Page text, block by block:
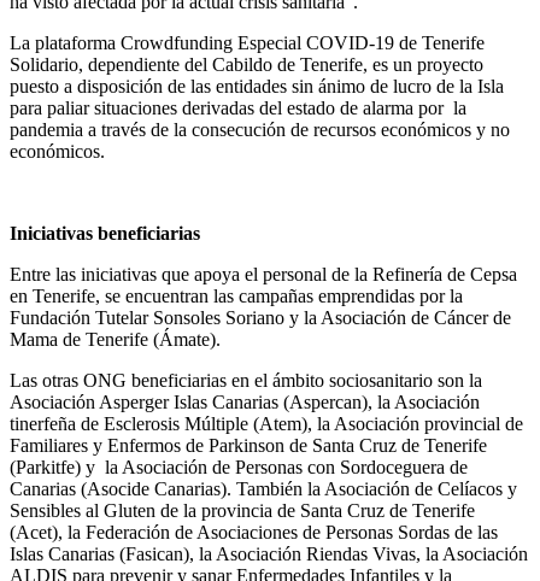
La plataforma Crowdfunding Especial COVID-19 de Tenerife
Solidario, dependiente del Cabildo de Tenerife, es un proyecto
puesto a disposición de las entidades sin ánimo de lucro de la Isla
para paliar situaciones derivadas del estado de alarma por la
pandemia a través de la consecución de recursos económicos y no
económicos.
Iniciativas beneficiarias
Entre las iniciativas que apoya el personal de la Refinería de Cepsa
en Tenerife, se encuentran las campañas emprendidas por la
Fundación Tutelar Sonsoles Soriano y la Asociación de Cáncer de
Mama de Tenerife (Ámate).
Las otras ONG beneficiarias en el ámbito sociosanitario son la
Asociación Asperger Islas Canarias (Aspercan), la Asociación
tinerfeña de Esclerosis Múltiple (Atem), la Asociación provincial de
Familiares y Enfermos de Parkinson de Santa Cruz de Tenerife
(Parkitfe) y la Asociación de Personas con Sordoceguera de
Canarias (Asocide Canarias). También la Asociación de Celíacos y
Sensibles al Gluten de la provincia de Santa Cruz de Tenerife
(Acet), la Federación de Asociaciones de Personas Sordas de las
Islas Canarias (Fasican), la Asociación Riendas Vivas, la Asociación
ALDIS para prevenir y sanar Enfermedades Infantiles y la